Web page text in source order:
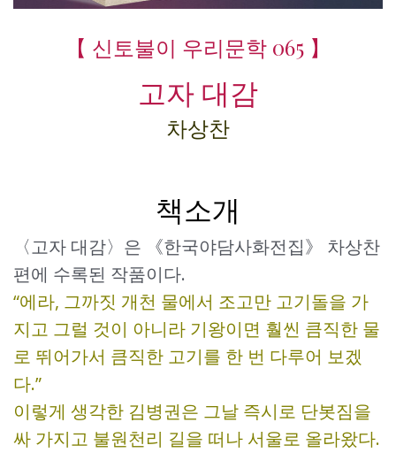
【 신토불이 우리문학 065 】
고자 대감
차상찬
책소개
〈고자 대감〉은 《한국야담사화전집》 차상찬
편에 수록된 작품이다.
“에라, 그까짓 개천 물에서 조고만 고기돌을 가
지고 그럴 것이 아니라 기왕이면 훨씬 큼직한 물
로 뛰어가서 큼직한 고기를 한 번 다루어 보겠
다.”
이렇게 생각한 김병권은 그날 즉시로 단봇짐을
싸 가지고 불원천리 길을 떠나 서울로 올라왔다.